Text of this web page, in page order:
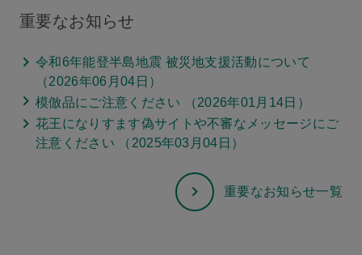
重要なお知らせ
令和6年能登半島地震 被災地支援活動について
（2026年06月04日）
模倣品にご注意ください （2026年01月14日）
花王になりすます偽サイトや不審なメッセージにご
注意ください （2025年03月04日）
重要なお知らせ一覧